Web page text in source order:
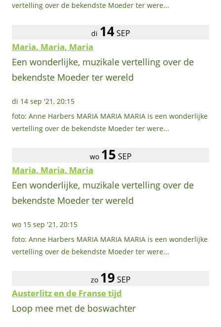
vertelling over de bekendste Moeder ter were...
di 14 SEP
Maria, Maria, Maria
Een wonderlijke, muzikale vertelling over de
bekendste Moeder ter wereld
di 14 sep '21, 20:15
foto: Anne Harbers MARIA MARIA MARIA is een wonderlijke
vertelling over de bekendste Moeder ter were...
wo 15 SEP
Maria, Maria, Maria
Een wonderlijke, muzikale vertelling over de
bekendste Moeder ter wereld
wo 15 sep '21, 20:15
foto: Anne Harbers MARIA MARIA MARIA is een wonderlijke
vertelling over de bekendste Moeder ter were...
zo 19 SEP
Austerlitz en de Franse tijd
Loop mee met de boswachter